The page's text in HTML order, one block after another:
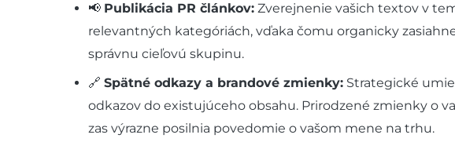
📢 Publikácia PR článkov: Zverejnenie vašich textov v
relevantných kategóriách, vďaka čomu organicky
správnu cieľovú skupinu.
🔗 Spätné odkazy a brandové zmienky: Strategické
odkazov do existujúceho obsahu. Prirodzené zmienky o
zas výrazne posilnia povedomie o vašom mene na trhu.